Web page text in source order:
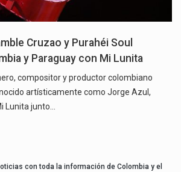
Cruzao y Purahéi Soul
y Paraguay con Mi Lunita
compositor y productor colombiano
artísticamente como Jorge Azul,
Lunita junto…
con toda la información de Colombia y el